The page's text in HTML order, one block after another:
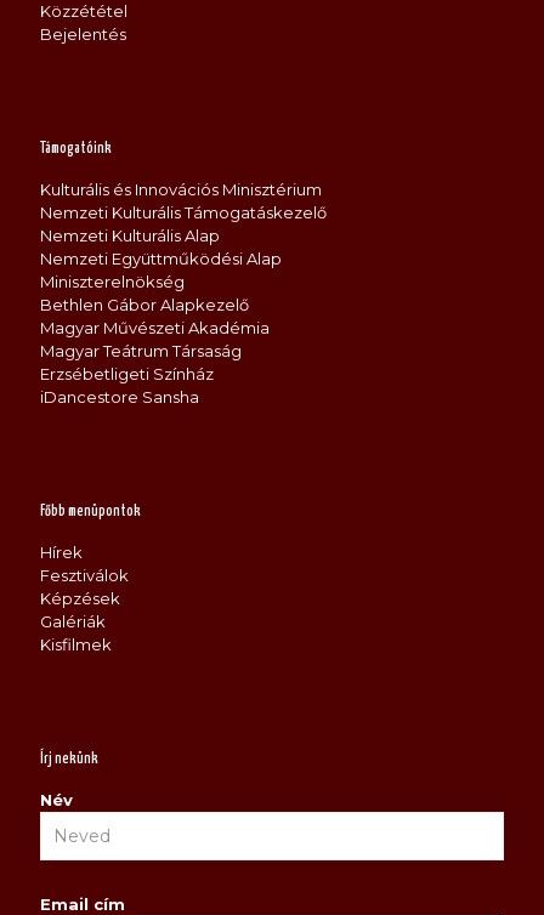
Közzététel
Bejelentés
Támogatóink
Kulturális és Innovációs Minisztérium
Nemzeti Kulturális Támogatáskezelő
Nemzeti Kulturális Alap
Nemzeti Együttműködési Alap
Miniszterelnökség
Bethlen Gábor Alapkezelő
Magyar Művészeti Akadémia
Magyar Teátrum Társaság
Erzsébetligeti Színház
iDancestore Sansha
Főbb menüpontok
Hírek
Fesztiválok
Képzések
Galériák
Kisfilmek
Írj nekünk
Név
Email cím